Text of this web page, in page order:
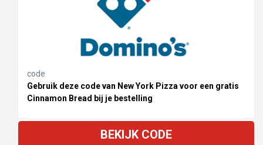
code
Gebruik deze code van New York Pizza voor een gratis
Cinnamon Bread bij je bestelling
BEKIJK CODE